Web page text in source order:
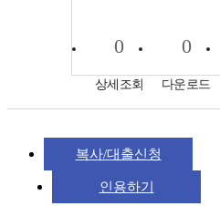
0
상세조회
0
다운로드
복사/대출신청
인용하기